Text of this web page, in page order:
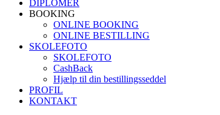
DIPLOMER
BOOKING
ONLINE BOOKING
ONLINE BESTILLING
SKOLEFOTO
SKOLEFOTO
CashBack
Hjælp til din bestillingsseddel
PROFIL
KONTAKT